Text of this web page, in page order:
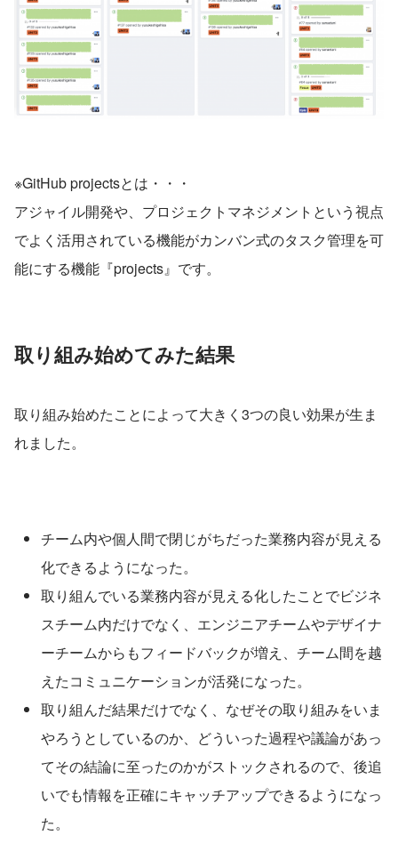
※GitHub projectsとは・・・
アジャイル開発や、プロジェクトマネジメントという視点
でよく活用されている機能がカンバン式のタスク管理を可
能にする機能『projects』です。
取り組み始めてみた結果
取り組み始めたことによって大きく3つの良い効果が生ま
れました。
チーム内や個人間で閉じがちだった業務内容が見える
化できるようになった。
取り組んでいる業務内容が見える化したことでビジネ
スチーム内だけでなく、エンジニアチームやデザイナ
ーチームからもフィードバックが増え、チーム間を越
えたコミュニケーションが活発になった。
取り組んだ結果だけでなく、なぜその取り組みをいま
やろうとしているのか、どういった過程や議論があっ
てその結論に至ったのかがストックされるので、後追
いでも情報を正確にキャッチアップできるようになっ
た。